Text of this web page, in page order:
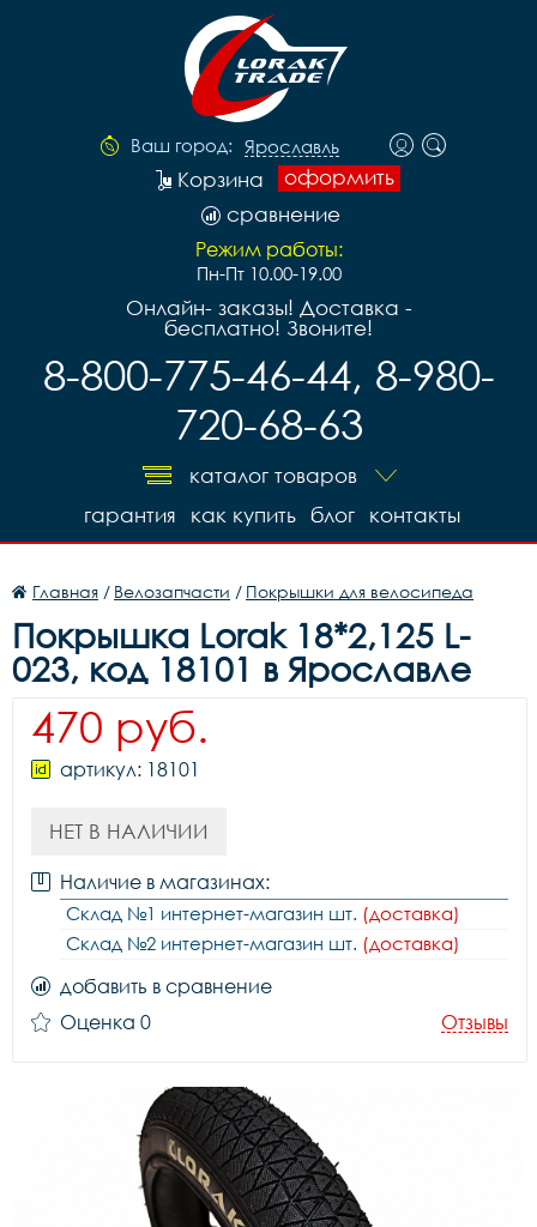
Ваш город: Ярославль
оформить
Корзина
сравнение
Режим работы:
Пн-Пт 10.00-19.00
Онлайн- заказы! Доставка -
бесплатно! Звоните!
8-800-775-46-44, 8-980-
720-68-63
каталог товаров
контакты
блог
как купить
гарантия
Главная / Велозапчасти / Покрышки для велосипеда
Покрышка Lorak 18*2,125 L-
023, код 18101 в Ярославле
470 руб.
артикул: 18101
НЕТ В НАЛИЧИИ
Наличие в магазинах:
Склад №1 интернет-магазин шт. (доставка)
Склад №2 интернет-магазин шт. (доставка)
добавить в сравнение
Оценка 0
Отзывы